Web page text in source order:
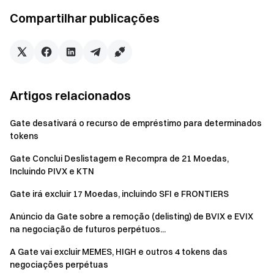
contrário, as negociações serão encerradas
de 2026.
Earn podem resgatá-los manualmente com
resgatados automaticamente antes das 03:00 (UTC) de
27 de maio de 2026.
Usuários com empréstimos pendentes de tokens
relacionados no mercado de negociação com margem
devem quitá-los com antecedência. Caso contrário, o
03:00 (UTC) de 27 de maio de 2026.
usuários não desejarem participar da recompra, favor
sacar seus tokens o quanto antes. Você também pode
Compartilhar publicações
Artigos relacionados
Gate desativará o recurso de empréstimo para determinados
tokens
Gate Conclui Deslistagem e Recompra de 21 Moedas,
Incluindo PIVX e KTN
Gate irá excluir 17 Moedas, incluindo SFI e FRONTIERS
Anúncio da Gate sobre a remoção (delisting) de BVIX e EVIX
na negociação de futuros perpétuos...
A Gate vai excluir MEMES, HIGH e outros 4 tokens das
negociações perpétuas